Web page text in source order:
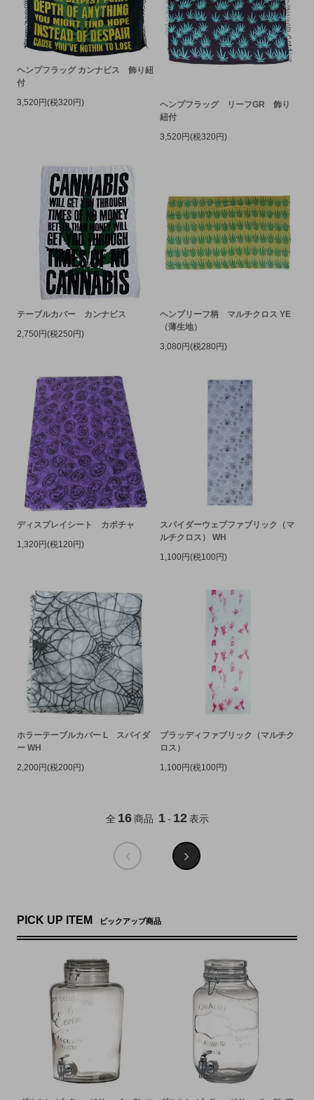
ヘンプフラッグ カンナビス 飾り紐
付
3,520円(税320円)
ヘンプフラッグ リーフGR 飾り
紐付
3,520円(税320円)
テーブルカバー カンナビス
2,750円(税250円)
ヘンプリーフ柄 マルチクロス YE
（薄生地）
3,080円(税280円)
ディスプレイシート カボチャ
1,320円(税120円)
スパイダーウェブファブリック（マ
ルチクロス） WH
1,100円(税100円)
ホラーテーブルカバー L スパイダ
ー WH
2,200円(税200円)
ブラッディファブリック（マルチク
ロス）
1,100円(税100円)
全 16 商品 1 - 12 表示
PICK UP ITEM ピックアップ商品